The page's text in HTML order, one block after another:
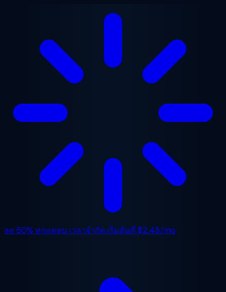
ลด 50% ทุกแพลน เวลาจำกัด เริ่มต้นที่ $2.48/mo